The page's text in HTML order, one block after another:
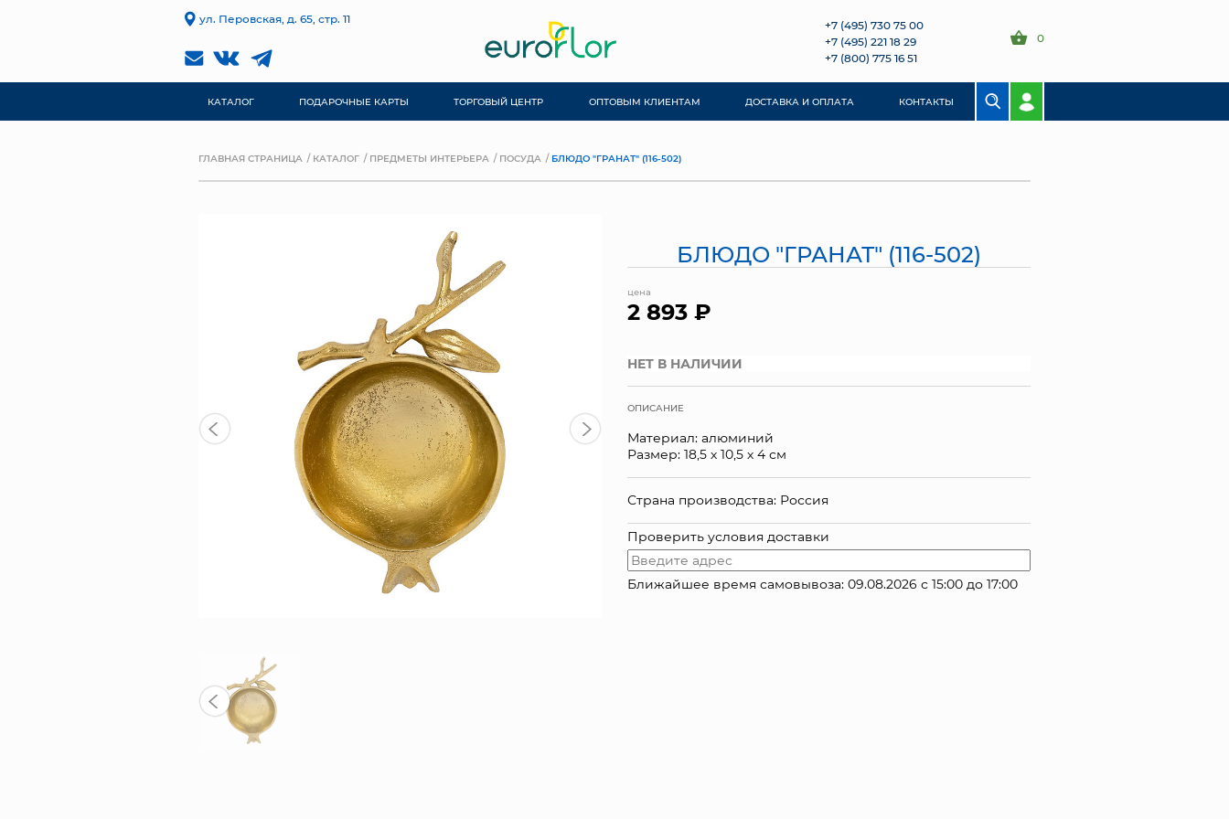
ул. Перовская, д. 65, стр. 11
+7 (495) 730 75 00
+7 (495) 221 18 29
+7 (800) 775 16 51
0
КАТАЛОГ ПОДАРОЧНЫЕ КАРТЫ ТОРГОВЫЙ ЦЕНТР ОПТОВЫМ КЛИЕНТАМ ДОСТАВКА И ОПЛАТА КОНТАКТЫ
ГЛАВНАЯ СТРАНИЦА КАТАЛОГ ПРЕДМЕТЫ ИНТЕРЬЕРА ПОСУДА БЛЮДО "ГРАНАТ" (116-502)
БЛЮДО "ГРАНАТ" (116-502)
цена
2 893 ₽
НЕТ В НАЛИЧИИ
ОПИСАНИЕ
Материал: алюминий
Размер: 18,5 х 10,5 х 4 см
Страна производства: Россия
Проверить условия доставки
Ближайшее время самовывоза: 09.08.2026 с 15:00 до 17:00